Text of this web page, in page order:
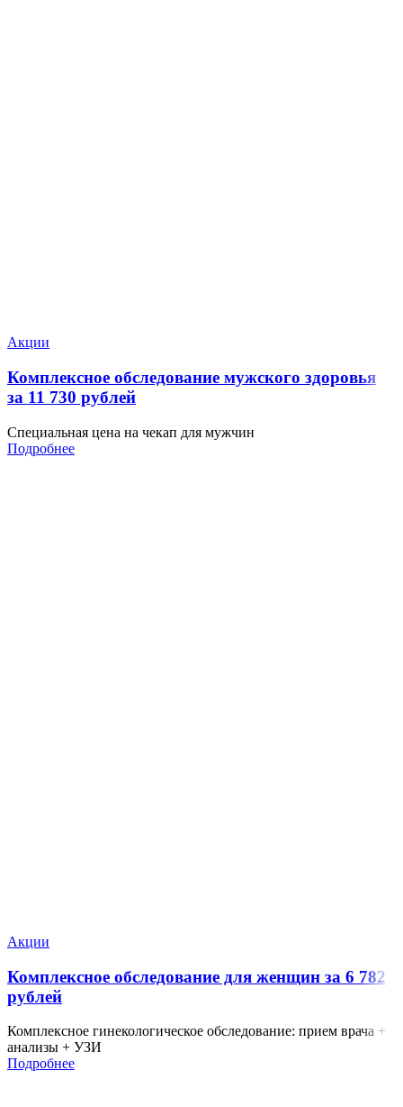
Акции
Комплексное обследование мужского здоровья
за 11 730 рублей
Специальная цена на чекап для мужчин
Подробнее
Акции
Комплексное обследование для женщин за 6 782
рублей
Комплексное гинекологическое обследование: прием врача +
анализы + УЗИ
Подробнее